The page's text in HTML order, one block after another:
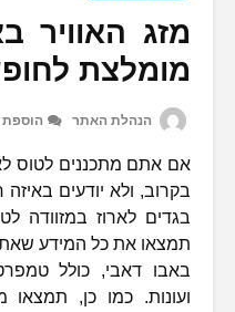
מזג האוויר
מומלצת
הנהלת האתר הוספת
אם אתם מתכננים לטוס
בקרוב, ולא יודעים
בגדים לארוז במזוודה
תמצאו את כל המידע
באבו דאבי, כולל
ועונות. כמו כן, תמצאו